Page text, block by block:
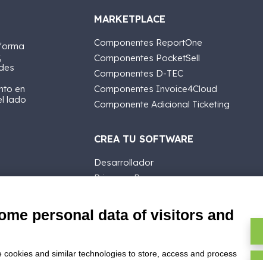
en
lado
MARKETPLACE
Componentes ReportOne
Componentes PocketSell
Componentes D-TEC
Componentes Invoice4Cloud
Componente Adicional Ticketing
CREA TU SOFTWARE
Desarrollador
Primeros Pasos
E-Book
Blog
personal data of visitors and
and similar technologies to store, access and process